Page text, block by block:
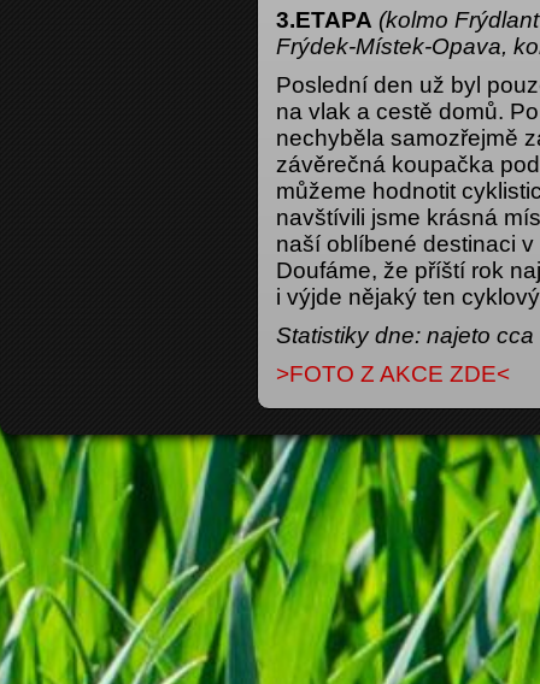
3.ETAPA (kolmo
Frýdek-Místek-Opava,
Poslední den už byl
na vlak a cestě domů.
nechyběla samozřejmě
závěrečná koupačka
můžeme hodnotit
navštívili jsme krásná
naší oblíbené destinaci
Doufáme, že příští rok
i výjde nějaký ten
Statistiky dne: najeto cca
>FOTO Z AKCE ZDE<